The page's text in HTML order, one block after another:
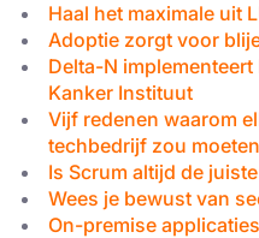
Haal het maximale uit
Adoptie zorgt voor
Delta-N
Kanker Instituut
Vijf redenen waarom
techbedrijf zou
Is Scrum altijd de
Wees je bewust van
On-premise